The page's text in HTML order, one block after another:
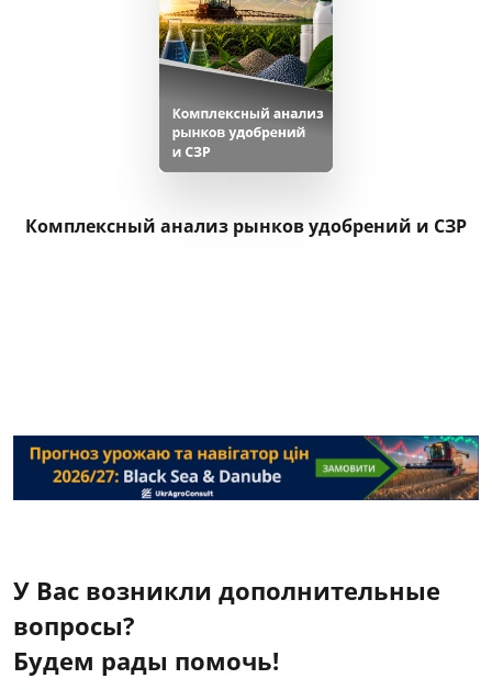
Комплексный анализ рынков удобрений и СЗР
У Вас возникли дополнительные
вопросы?
Будем рады помочь!